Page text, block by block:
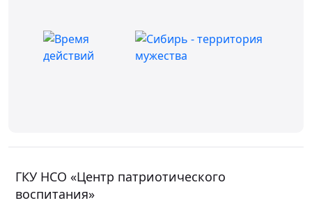
ГКУ НСО «Центр патриотического
воспитания»